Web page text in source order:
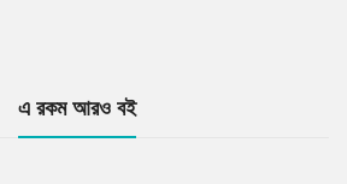
এ রকম আরও বই